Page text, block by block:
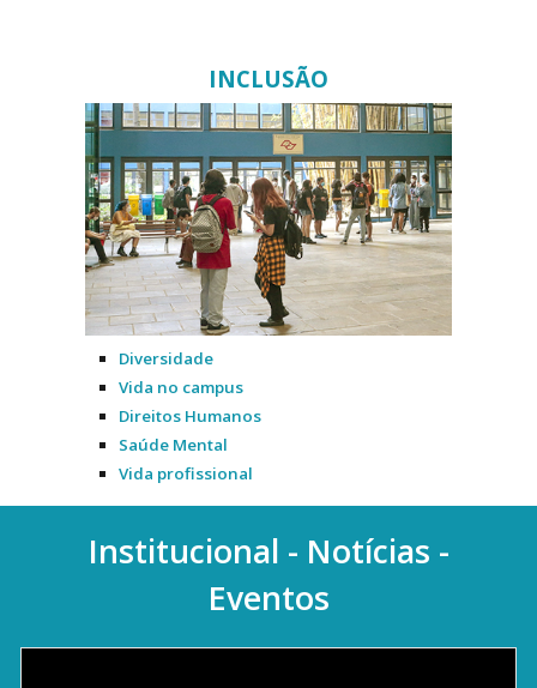
INCLUSÃO
Diversidade
Vida no campus
Direitos Humanos
Saúde Mental
Vida profissional
Institucional - Notícias -
Eventos